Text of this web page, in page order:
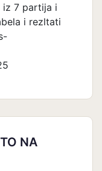
iz 7 partija i
i rezltati
NA